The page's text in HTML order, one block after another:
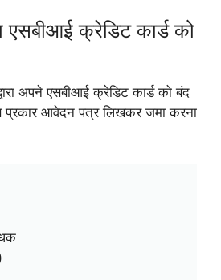
एसबीआई क्रेडिट कार्ड को
अपने एसबीआई क्रेडिट कार्ड को बंद
प्रकार आवेदन पत्र लिखकर जमा करना